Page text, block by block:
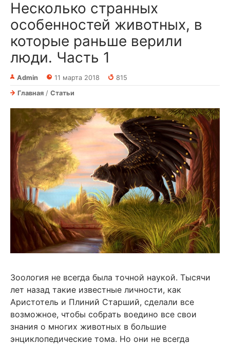
Несколько странных
особенностей животных, в
которые раньше верили
люди. Часть 1
Admin 11 марта 2018
815
Главная / Статьи
Зоология не всегда была точной наукой. Тысячи
лет назад такие известные личности, как
Аристотель и Плиний Старший, сделали все
возможное, чтобы собрать воедино все свои
знания о многих животных в большие
энциклопедические тома. Но они не всегда